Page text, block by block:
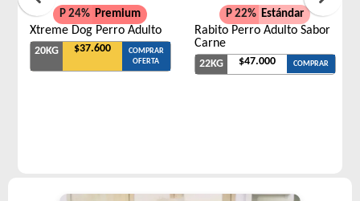
P 24% Premium
Xtreme Dog Perro Adulto
20KG $37.600
COMPRAR
OFERTA
P 22% Estándar
Rabito Perro Adulto Sabor
Carne
22KG $47.000 COMPRAR